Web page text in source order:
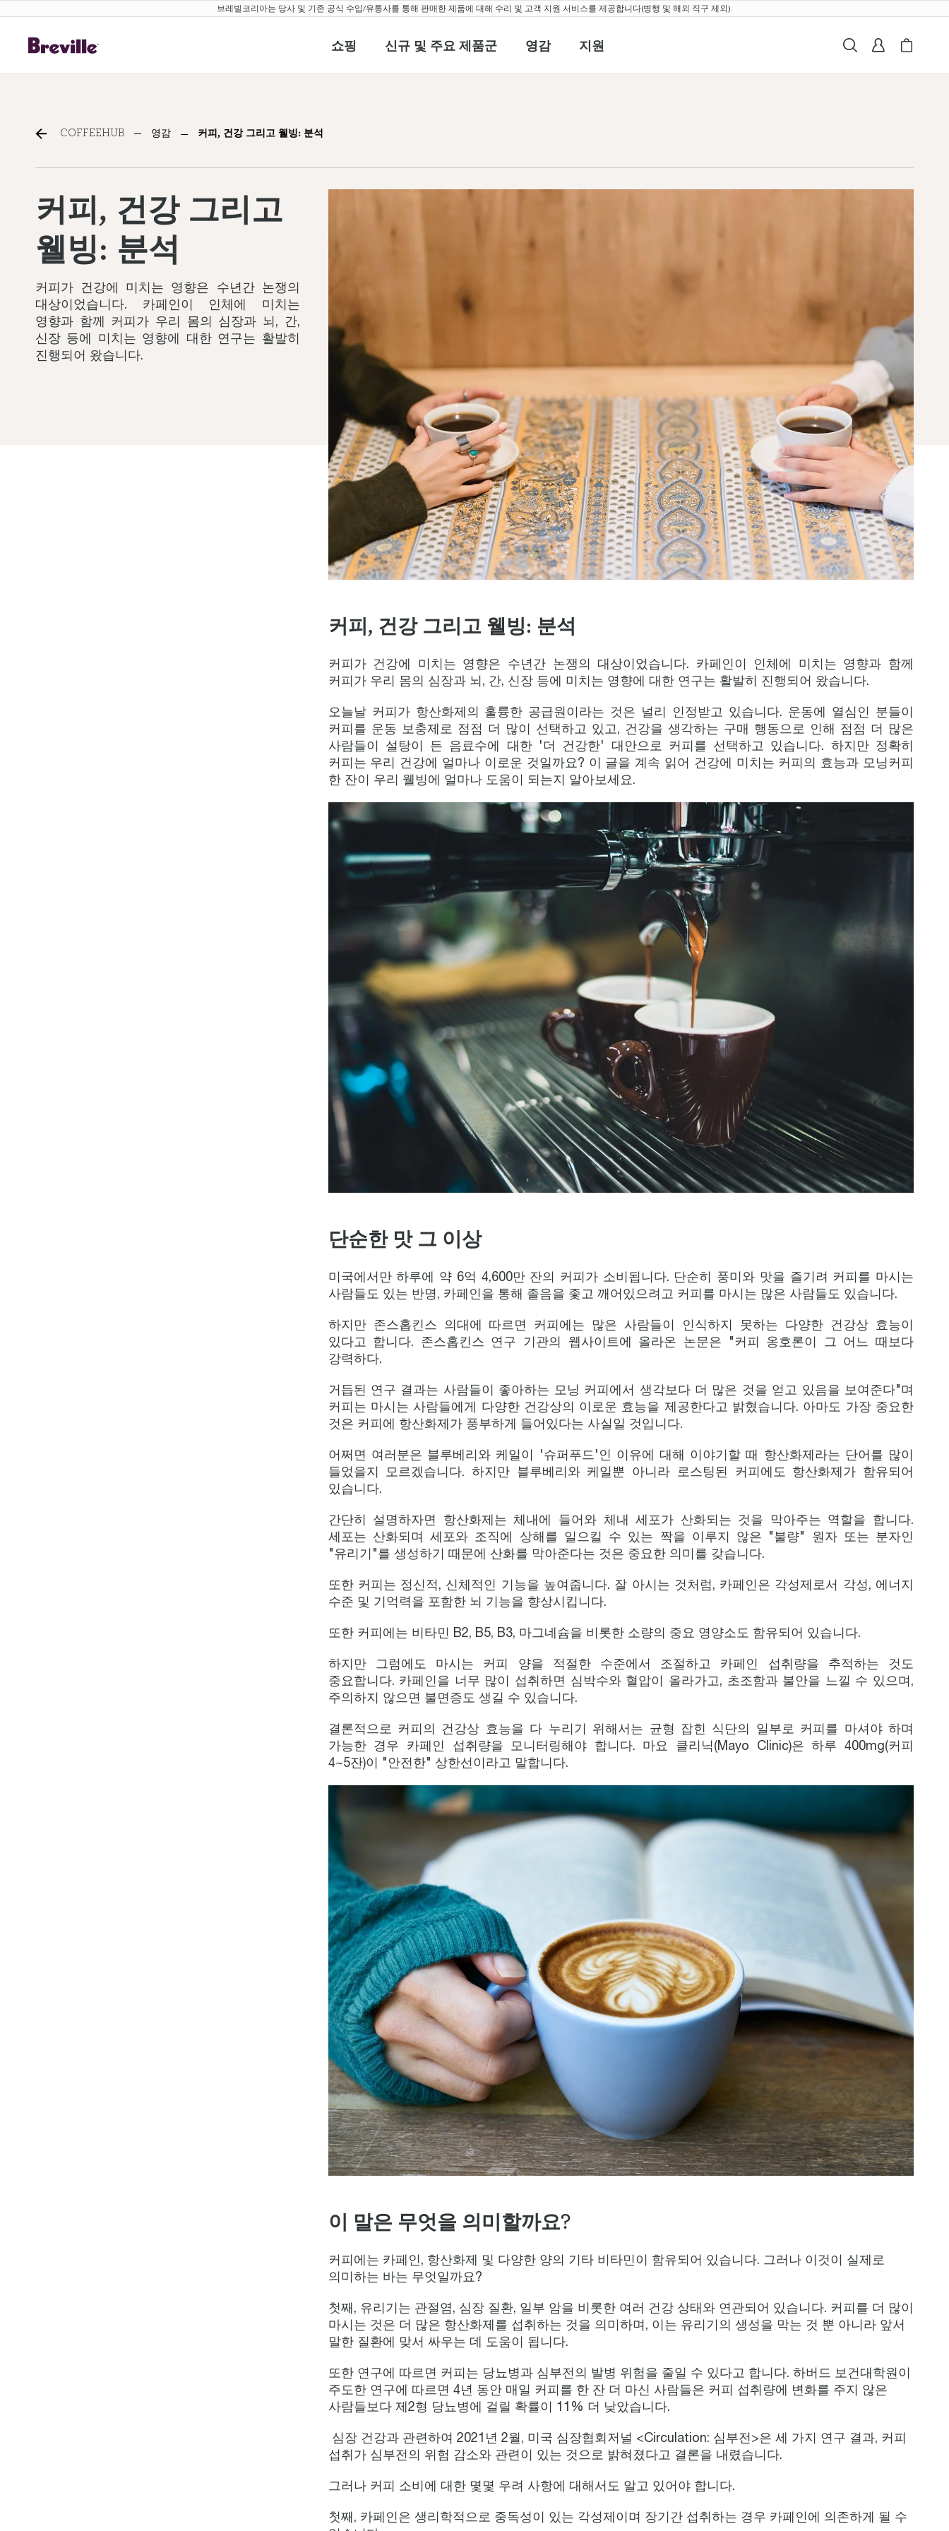
COFFEEHUB 영감 커피, 건강 그리고 웰빙: 분석
커피, 건강 그리고
웰빙: 분석
커피가 건강에 미치는 영향은 수년간 논쟁의
대상이었습니다. 카페인이 인체에 미치는
영향과 함께 커피가 우리 몸의 심장과 뇌, 간,
신장 등에 미치는 영향에 대한 연구는 활발히
진행되어 왔습니다.
커피, 건강 그리고 웰빙: 분석
커피가 건강에 미치는 영향은 수년간 논쟁의 대상이었습니다. 카페인이 인체에 미치는 영향과 함께
커피가 우리 몸의 심장과 뇌, 간, 신장 등에 미치는 영향에 대한 연구는 활발히 진행되어 왔습니다.
오늘날 커피가 항산화제의 훌륭한 공급원이라는 것은 널리 인정받고 있습니다. 운동에 열심인 분들이
커피를 운동 보충제로 점점 더 많이 선택하고 있고, 건강을 생각하는 구매 행동으로 인해 점점 더 많은
사람들이 설탕이 든 음료수에 대한 '더 건강한' 대안으로 커피를 선택하고 있습니다. 하지만 정확히
커피는 우리 건강에 얼마나 이로운 것일까요? 이 글을 계속 읽어 건강에 미치는 커피의 효능과 모닝커피
한 잔이 우리 웰빙에 얼마나 도움이 되는지 알아보세요.
단순한 맛 그 이상
미국에서만 하루에 약 6억 4,600만 잔의 커피가 소비됩니다. 단순히 풍미와 맛을 즐기려 커피를 마시는
사람들도 있는 반명, 카페인을 통해 졸음을 좇고 깨어있으려고 커피를 마시는 많은 사람들도 있습니다.
하지만 존스홉킨스 의대에 따르면 커피에는 많은 사람들이 인식하지 못하는 다양한 건강상 효능이
있다고 합니다. 존스홉킨스 연구 기관의 웹사이트에 올라온 논문은 "커피 옹호론이 그 어느 때보다
강력하다.
거듭된 연구 결과는 사람들이 좋아하는 모닝 커피에서 생각보다 더 많은 것을 얻고 있음을 보여준다"며
커피는 마시는 사람들에게 다양한 건강상의 이로운 효능을 제공한다고 밝혔습니다. 아마도 가장 중요한
것은 커피에 항산화제가 풍부하게 들어있다는 사실일 것입니다.
어쩌면 여러분은 블루베리와 케일이 '슈퍼푸드'인 이유에 대해 이야기할 때 항산화제라는 단어를 많이
들었을지 모르겠습니다. 하지만 블루베리와 케일뿐 아니라 로스팅된 커피에도 항산화제가 함유되어
있습니다.
간단히 설명하자면 항산화제는 체내에 들어와 체내 세포가 산화되는 것을 막아주는 역할을 합니다.
세포는 산화되며 세포와 조직에 상해를 일으킬 수 있는 짝을 이루지 않은 "불량" 원자 또는 분자인
"유리기"를 생성하기 때문에 산화를 막아준다는 것은 중요한 의미를 갖습니다.
또한 커피는 정신적, 신체적인 기능을 높여줍니다. 잘 아시는 것처럼, 카페인은 각성제로서 각성, 에너지
수준 및 기억력을 포함한 뇌 기능을 향상시킵니다.
또한 커피에는 비타민 B2, B5, B3, 마그네슘을 비롯한 소량의 중요 영양소도 함유되어 있습니다.
하지만 그럼에도 마시는 커피 양을 적절한 수준에서 조절하고 카페인 섭취량을 추적하는 것도
중요합니다. 카페인을 너무 많이 섭취하면 심박수와 혈압이 올라가고, 초조함과 불안을 느낄 수 있으며,
주의하지 않으면 불면증도 생길 수 있습니다.
결론적으로 커피의 건강상 효능을 다 누리기 위해서는 균형 잡힌 식단의 일부로 커피를 마셔야 하며
가능한 경우 카페인 섭취량을 모니터링해야 합니다. 마요 클리닉(Mayo Clinic)은 하루 400mg(커피
4~5잔)이 "안전한" 상한선이라고 말합니다.
이 말은 무엇을 의미할까요?
커피에는 카페인, 항산화제 및 다양한 양의 기타 비타민이 함유되어 있습니다. 그러나 이것이 실제로
의미하는 바는 무엇일까요?
첫째, 유리기는 관절염, 심장 질환, 일부 암을 비롯한 여러 건강 상태와 연관되어 있습니다. 커피를 더 많이
마시는 것은 더 많은 항산화제를 섭취하는 것을 의미하며, 이는 유리기의 생성을 막는 것 뿐 아니라 앞서
말한 질환에 맞서 싸우는 데 도움이 됩니다.
또한 연구에 따르면 커피는 당뇨병과 심부전의 발병 위험을 줄일 수 있다고 합니다. 하버드 보건대학원이
주도한 연구에 따르면 4년 동안 매일 커피를 한 잔 더 마신 사람들은 커피 섭취량에 변화를 주지 않은
사람들보다 제2형 당뇨병에 걸릴 확률이 11% 더 낮았습니다.
심장 건강과 관련하여 2021년 2월, 미국 심장협회저널 <Circulation: 심부전>은 세 가지 연구 결과, 커피
섭취가 심부전의 위험 감소와 관련이 있는 것으로 밝혀졌다고 결론을 내렸습니다.
그러나 커피 소비에 대한 몇몇 우려 사항에 대해서도 알고 있어야 합니다.
첫째, 카페인은 생리학적으로 중독성이 있는 각성제이며 장기간 섭취하는 경우 카페인에 의존하게 될 수
브레빌코리아는 당사 및 기존 공식 수입/유통사를 통해 판매한 제품에 대해 수리 및 고객 지원 서비스를 제공합니다(병행 및 해외 직구 제외).
쇼핑
쇼핑
신규 및 주요 제품군
신규 및 주요 제품군
영감
영감
지원
지원 검색로그인
My Breville
Cart